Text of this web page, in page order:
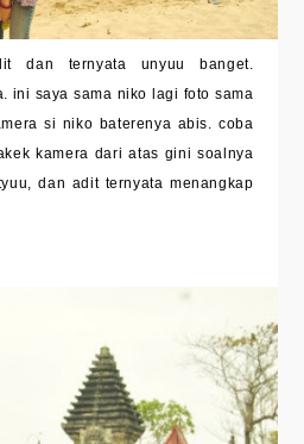
dan ternyata unyuu banget.
ini saya sama niko lagi foto sama
si niko baterenya abis. coba
kamera dari atas gini soalnya
dan adit ternyata menangkap